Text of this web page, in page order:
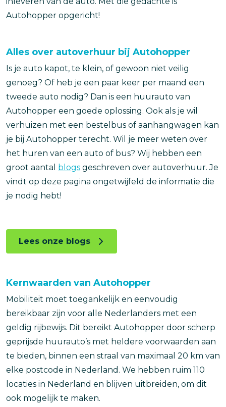
Autohopper opgericht!
Alles over autoverhuur bij Autohopper
Is je auto kapot, te klein, of gewoon niet veilig
genoeg? Of heb je een paar keer per maand een
tweede auto nodig? Dan is een huurauto van
Autohopper een goede oplossing. Ook als je wil
verhuizen met een bestelbus of aanhangwagen kan
je bij Autohopper terecht. Wil je meer weten over
het huren van een auto of bus? Wij hebben een
groot aantal blogs geschreven over autoverhuur. Je
vindt op deze pagina ongetwijfeld de informatie die
je nodig hebt!
Lees onze blogs
Kernwaarden van Autohopper
Mobiliteit moet toegankelijk en eenvoudig
bereikbaar zijn voor alle Nederlanders met een
geldig rijbewijs. Dit bereikt Autohopper door scherp
geprijsde huurauto’s met heldere voorwaarden aan
te bieden, binnen een straal van maximaal 20 km van
elke postcode in Nederland. We hebben ruim 110
locaties in Nederland en blijven uitbreiden, om dit
ook mogelijk te maken.